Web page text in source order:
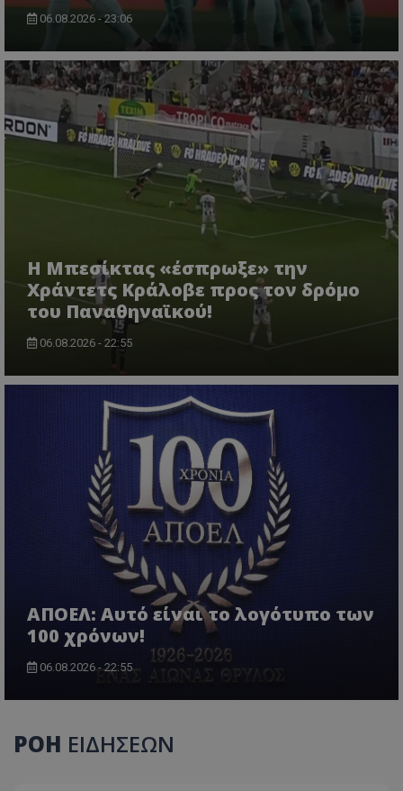
06.08.2026 - 23:06
Η Μπεσίκτας «έσπρωξε» την
Χράντετς Κράλοβε προς τον δρόμο
του Παναθηναϊκού!
06.08.2026 - 22:55
ΑΠΟΕΛ: Αυτό είναι το λογότυπο των
100 χρόνων!
06.08.2026 - 22:55
ΡΟΗ ΕΙΔΗΣΕΩΝ